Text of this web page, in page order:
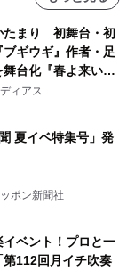
たまり 初舞台・初
ギウギ』作者・足
台化『春よ来い、
ジュアル解禁！
ィアス
夏イベ特集号」発
ポン新聞社
イベント！プロと一
112回月イチ吹奏